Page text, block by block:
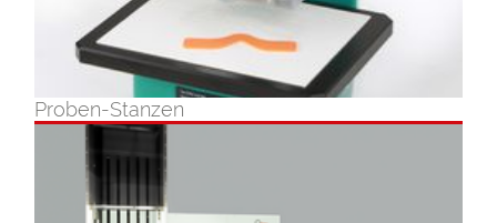
Proben-Stanzen